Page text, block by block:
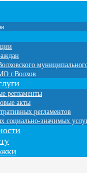
г.Волхов
регламенты
акты
регламентов
социально-значимых